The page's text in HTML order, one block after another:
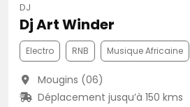
DJ
Dj Art Winder
Electro RNB Musique Africaine
Mougins (06)
Déplacement jusqu’à 150 kms